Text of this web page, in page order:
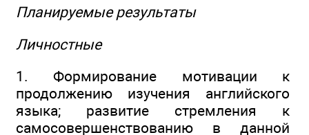
Планируемые результаты
Личностные
1. Формирование мотивации к
продолжению изучения английского
языка; развитие стремления к
самосовершенствованию в данной